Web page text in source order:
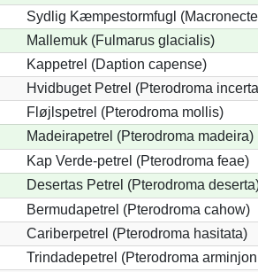
Sydlig Kæmpestormfugl
Mallemuk (Fulmarus glacialis)
Kappetrel (Daption capense)
Hvidbuget Petrel (Pterodroma
Fløjlspetrel (Pterodroma mollis)
Madeirapetrel (Pterodroma madeira)
Kap Verde-petrel (Pterodroma feae)
Desertas Petrel (Pterodroma
Bermudapetrel (Pterodroma cahow)
Cariberpetrel (Pterodroma hasitata)
Trindadepetrel (Pterodroma